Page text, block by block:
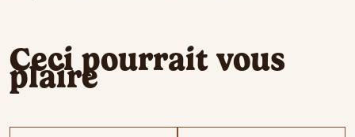
Ceci pourrait vous
plaire